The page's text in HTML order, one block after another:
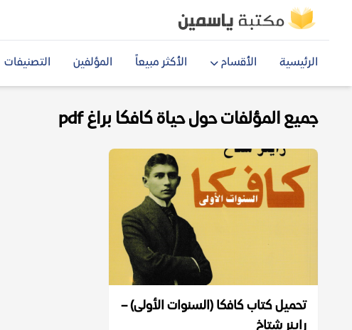
الرئيسية الأقسام الأكثر مبيعاً المؤلفين التصنيفات
جميع المؤلفات حول حياة كافكا براغ pdf
تحميل كتاب كافكا (السنوات الأولى) –
راينر شتاخ